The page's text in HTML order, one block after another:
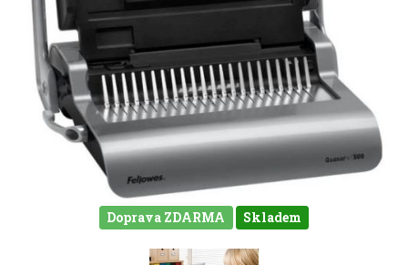
Doprava ZDARMA Skladem